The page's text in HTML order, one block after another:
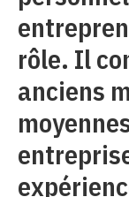
rôle. Il
anciens